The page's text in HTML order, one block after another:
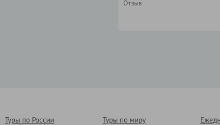
Туры по России Туры по миру